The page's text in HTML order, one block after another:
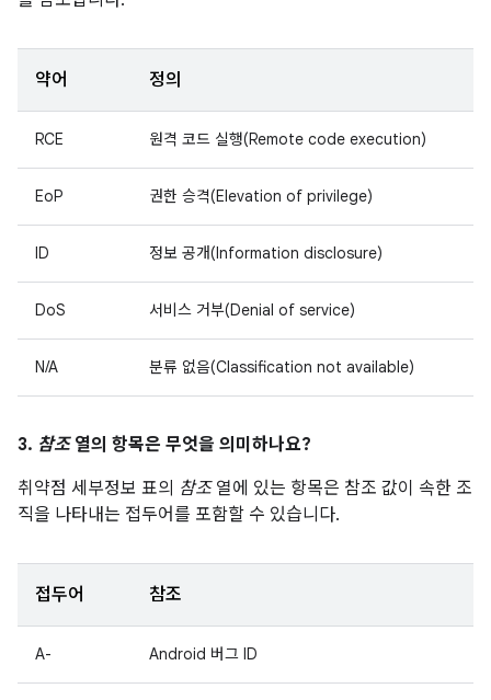
약어 정의
RCE 원격 코드 실행(Remote code execution)
EoP 권한 승격(Elevation of privilege)
ID 정보 공개(Information disclosure)
DoS 서비스 거부(Denial of service)
N/A 분류 없음(Classification not available)
3. 참조열의 항목은 무엇을 의미하나요?
취약점 세부정보 표의 참조열에 있는 항목은 참조 값이 속한 조
직을 나타내는 접두어를 포함할 수 있습니다.
접두어 참조
A- Android 버그 ID